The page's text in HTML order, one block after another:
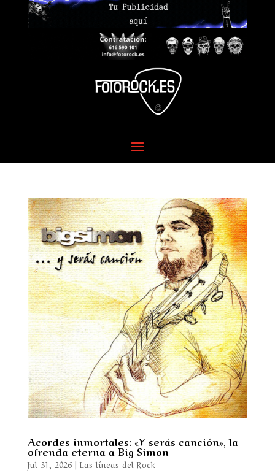
Acordes inmortales: «Y serás canción», la
ofrenda eterna a Big Simon
Jul 31, 2026| Las líneas del Rock